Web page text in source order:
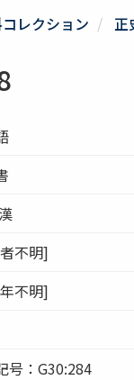
レクション 正
不明]
不明]
号：G30:284